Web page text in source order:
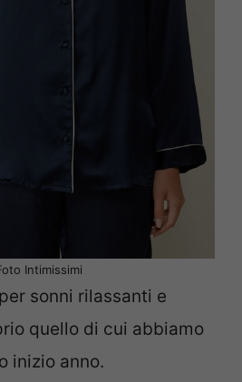
Intimissimi
sonni rilassanti e
quello di cui abbiamo
inizio anno.